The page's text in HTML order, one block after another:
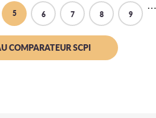
5 6 7 8 9
…
COMPARATEUR SCPI